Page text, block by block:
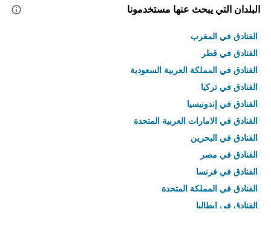
البلدان التي يبحث عنها مستخدمونا
الفنادق في المغرب
الفنادق في قطر
الفنادق في المملكة العربية السعودية
الفنادق في تركيا
الفنادق في إندونيسيا
الفنادق في الامارات العربية المتحدة
الفنادق في البحرين
الفنادق في مصر
الفنادق في فرنسا
الفنادق في المملكة المتحدة
الفنادق في إيطاليا